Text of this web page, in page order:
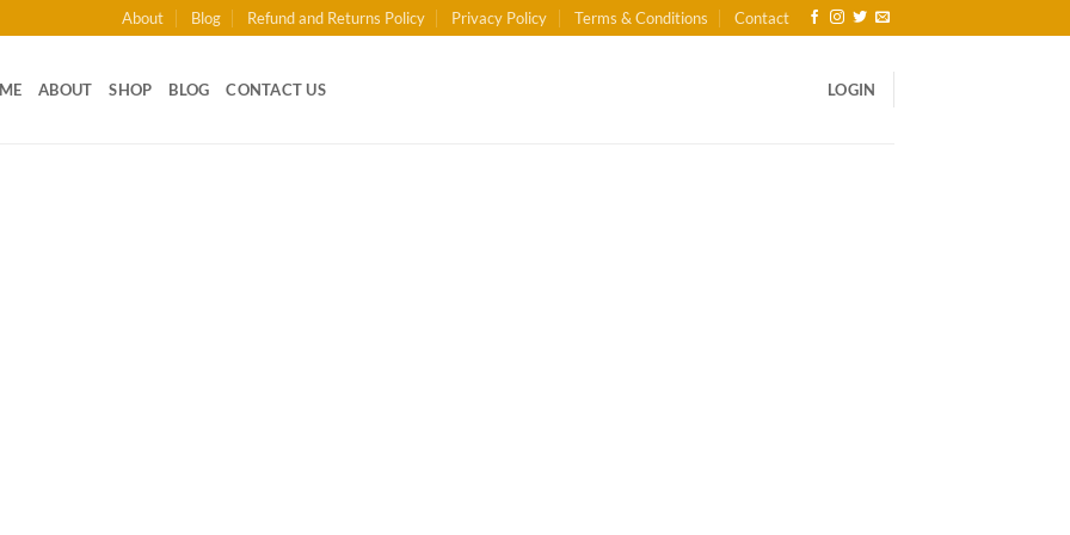
About Blog Refund and Returns Policy Privacy Policy Terms & Conditions Contact
ABOUT SHOP BLOG CONTACT US LOGIN